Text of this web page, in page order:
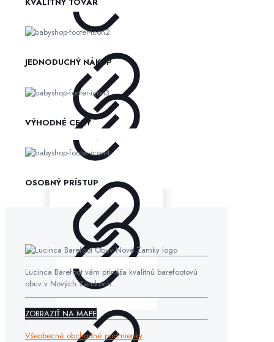
JEDNODUCHÝ NÁKUP
VÝHODNÉ CENY
OSOBNÝ PRÍSTUP
Lucinca Barefoot vám prináša kvalitnú barefootovú
obuv v Nových Zámkoch.
ZOBRAZIŤ NA MAPE
Všeobecné obchodné podmienky